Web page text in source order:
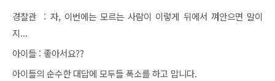
경찰관 : 자, 이번에는 모르는 사람이 이렇게 뒤에서 껴안으면 말이
지...
아이들 : 좋아서요??
아이들의 순수한 대답에 모두들 폭소를 하고 맙니다.